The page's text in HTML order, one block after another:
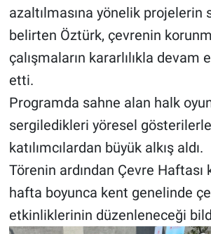
azaltılmasına yönelik projelerin
belirten Öztürk, çevrenin
çalışmaların kararlılıkla devam
etti.
Programda sahne alan halk
sergiledikleri yöresel gösterilerle
katılımcılardan büyük alkış aldı.
Törenin ardından Çevre Haftası
hafta boyunca kent genelinde
etkinliklerinin düzenleneceği